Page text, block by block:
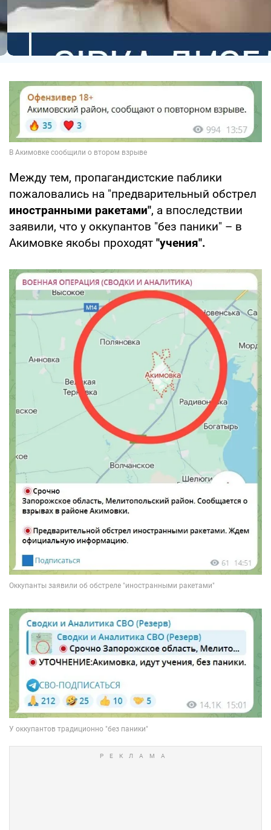
Между тем, пропагандистские паблики
пожаловались на "предварительный обстрел
иностранными ракетами", а впоследствии
заявили, что у оккупантов "без паники" – в
Акимовке якобы проходят "учения".